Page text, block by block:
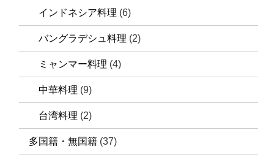
インドネシア料理 (6)
バングラデシュ料理 (2)
ミャンマー料理 (4)
中華料理 (9)
台湾料理 (2)
多国籍・無国籍 (37)